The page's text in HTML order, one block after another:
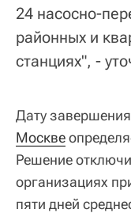
24 насосно-
районных и
станциях", -
Дату
Москве
Решение
организациях
пяти дней